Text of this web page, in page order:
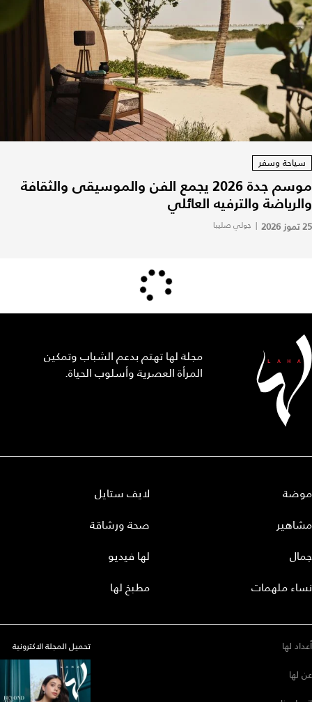
سياحة وسفر
موسم جدة 2026 يجمع الفن والموسيقى والثقافة
والرياضة والترفيه العائلي
25 تموز 2026 | جولي صليبا
مجلة لها تهتم بدعم الشباب وتمكين
المرأة العصرية وأسلوب الحياة.
موضة
مشاهير
جمال
نساء ملهمات
لايف ستايل
صحة ورشاقة
لها فيديو
مطبخ لها
أعداد لها
عن لها
تحميل المجلة الاكترونية